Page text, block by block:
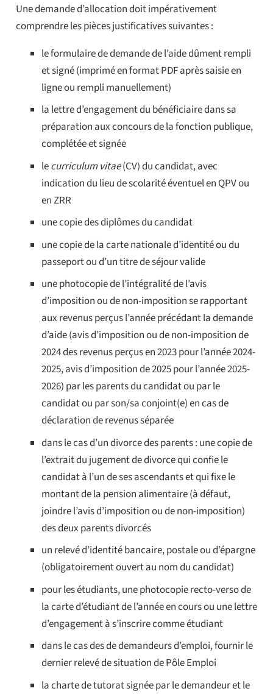
Une demande d’allocation doit impérativement
comprendre les pièces justificatives suivantes :
le formulaire de demande de l’aide dûment rempli
et signé (imprimé en format PDF après saisie en
ligne ou rempli manuellement)
la lettre d’engagement du bénéficiaire dans sa
préparation aux concours de la fonction publique,
complétée et signée
lecurriculum vitae(CV) du candidat, avec
indication du lieu de scolarité éventuel en QPV ou
en ZRR
une copie des diplômes du candidat
une copie de la carte nationale d’identité ou du
passeport ou d’un titre de séjour valide
une photocopie de l’intégralité de l’avis
d’imposition ou de non-imposition se rapportant
aux revenus perçus l’année précédant la demande
d’aide (avis d’imposition ou de non-imposition de
2024 des revenus perçus en 2023 pour l’année 2024-
2025, avis d’imposition de 2025 pour l’année 2025-
2026) par les parents du candidat ou par le
candidat ou par son/sa conjoint(e) en cas de
déclaration de revenus séparée
dans le cas d’un divorce des parents : une copie de
l’extrait du jugement de divorce qui confie le
candidat à l’un de ses ascendants et qui fixe le
montant de la pension alimentaire (à défaut,
joindre l’avis d’imposition ou de non-imposition)
des deux parents divorcés
un relevé d’identité bancaire, postale ou d’épargne
(obligatoirement ouvert au nom du candidat)
pour les étudiants, une photocopie recto-verso de
la carte d’étudiant de l’année en cours ou une lettre
d’engagement à s’inscrire comme étudiant
dans le cas des de demandeurs d’emploi, fournir le
dernier relevé de situation de Pôle Emploi
la charte de tutorat signée par le demandeur et le